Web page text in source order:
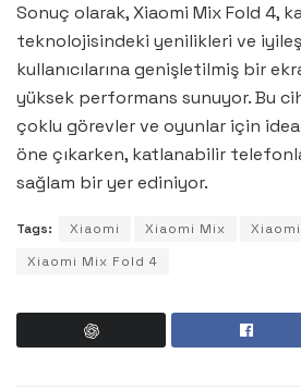
Sonuç olarak, Xiaomi Mix Fold 4,
teknolojisindeki yenilikleri ve
kullanıcılarına genişletilmiş bir
yüksek performans sunuyor. Bu
çoklu görevler ve oyunlar için
öne çıkarken, katlanabilir
sağlam bir yer ediniyor.
Tags: Xiaomi Xiaomi Mix
Xiaomi Mix Fold 4